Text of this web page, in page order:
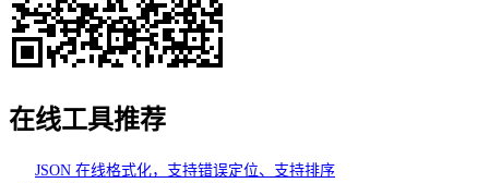
在线工具推荐
JSON 在线格式化，支持错误定位、支持排序